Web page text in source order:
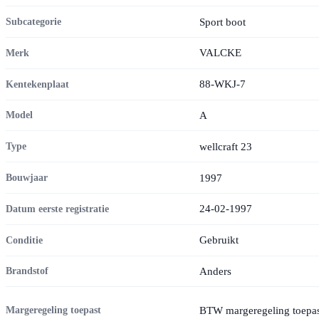
Subcategorie Sport boot
Merk VALCKE
Kentekenplaat 88-WKJ-7
Model A
Type wellcraft 23
Bouwjaar 1997
Datum eerste registratie 24-02-1997
Conditie Gebruikt
Brandstof Anders
Margeregeling toepast BTW margeregeling